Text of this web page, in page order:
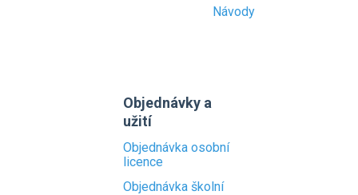
Návody
Objednávky a
užití
Objednávka osobní
licence
Objednávka školní